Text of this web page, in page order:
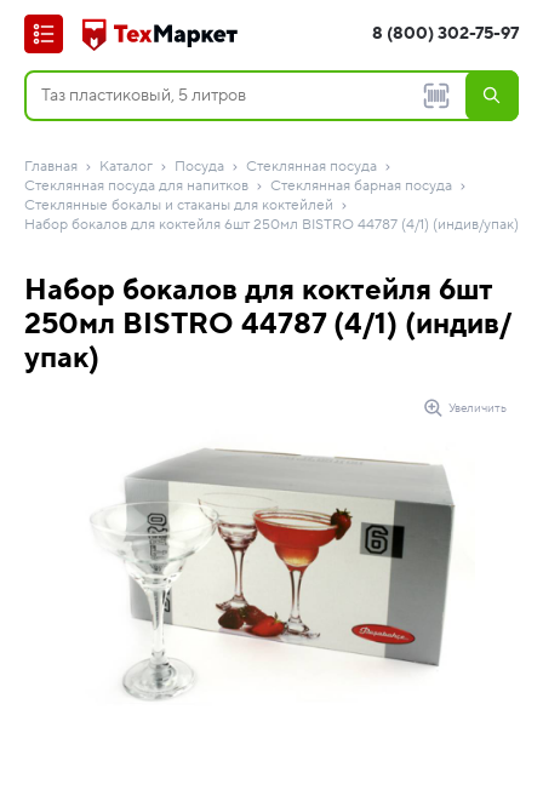
8 (800) 302-75-97
Главная Каталог Посуда
Стеклянная посуда
Стеклянная посуда для напитков
Стеклянная барная посуда
Стеклянные бокалы и стаканы для коктейлей
Набор бокалов для коктейля 6шт 250мл BISTRO 44787 (4/1) (индив/упак)
Набор бокалов для коктейля 6шт
250мл BISTRO 44787 (4/1) (индив/
упак)
Увеличить